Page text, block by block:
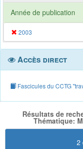
Année de publication
2003
Accès direct
Fascicules du CCTG
Résultats de
Thématique:
2